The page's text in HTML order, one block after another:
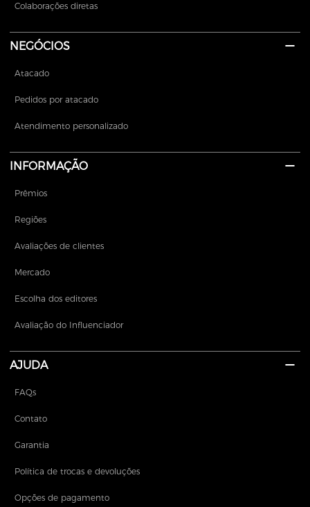
Colaborações diretas
NEGÓCIOS
Atacado
Pedidos por atacado
Atendimento personalizado
INFORMAÇÃO
Prêmios
Regiões
Avaliações de clientes
Mercado
Escolha dos editores
Avaliação do Influenciador
AJUDA
FAQs
Contato
Garantia
Política de trocas e devoluções
Opções de pagamento